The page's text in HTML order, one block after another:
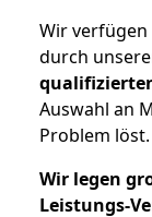
Wir verfügen
durch
Auswahl an
Problem löst.
Wir legen
Leistungs-